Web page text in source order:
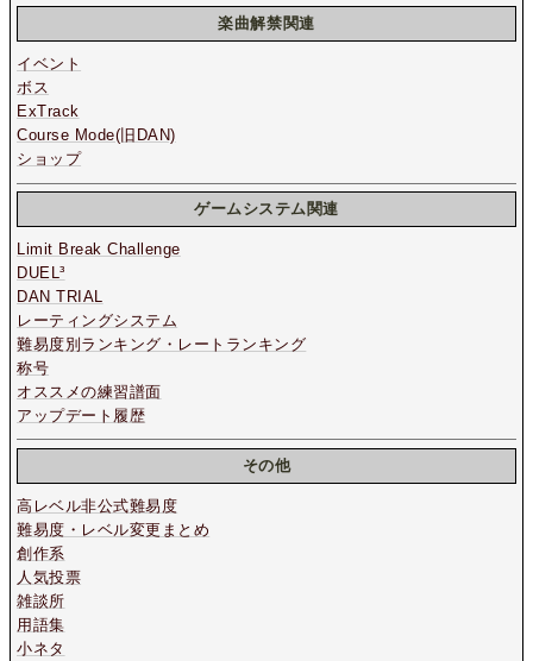
楽曲解禁関連
イベント
ボス
ExTrack
Course Mode(旧DAN)
ショップ
ゲームシステム関連
Limit Break Challenge
DUEL³
DAN TRIAL
レーティングシステム
難易度別ランキング・レートランキング
称号
オススメの練習譜面
アップデート履歴
その他
高レベル非公式難易度
難易度・レベル変更まとめ
創作系
人気投票
雑談所
用語集
小ネタ